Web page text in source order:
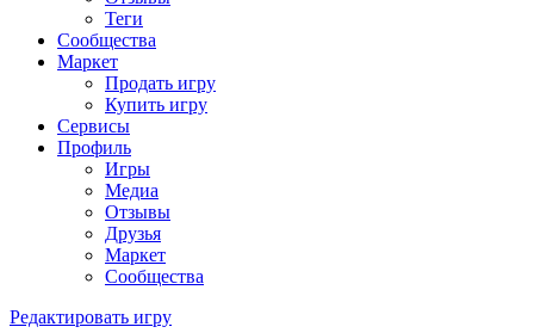
Теги
Сообщества
Маркет
Продать игру
Купить игру
Сервисы
Профиль
Игры
Медиа
Отзывы
Друзья
Маркет
Сообщества
Редактировать игру